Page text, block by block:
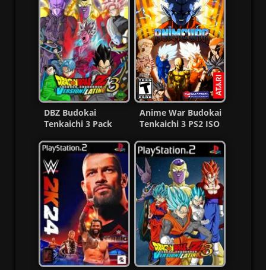
DBZ Budokai
Tenkaichi 3 Pack
Chuchoman PS2 ISO
Anime War Budokai
Tenkaichi 3 PS2 ISO